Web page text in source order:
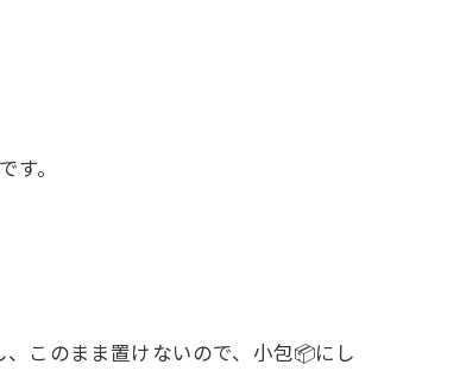
。
このまま置けないので、小包📦にし